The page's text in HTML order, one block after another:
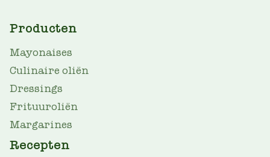
MAIN
NAV
Producten
Mayonaises
Culinaire oliën
Dressings
Frituuroliën
Margarines
Recepten